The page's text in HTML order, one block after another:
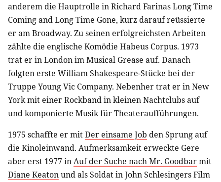
anderem die Hauptrolle in Richard Farinas Long Time
Coming and Long Time Gone, kurz darauf reüssierte
er am Broadway. Zu seinen erfolgreichsten Arbeiten
zählte die englische Komödie Habeus Corpus. 1973
trat er in London im Musical Grease auf. Danach
folgten erste William Shakespeare-Stücke bei der
Truppe Young Vic Company. Nebenher trat er in New
York mit einer Rockband in kleinen Nachtclubs auf
und komponierte Musik für Theateraufführungen.
1975 schaffte er mitDer einsame Job den Sprung auf
die Kinoleinwand. Aufmerksamkeit erweckte Gere
aber erst 1977 inAuf der Suche nach Mr. Goodbarmit
Diane Keatonund als Soldat in John Schlesingers Film